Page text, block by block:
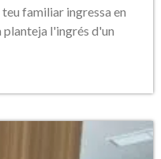
familiar ingressa en
planteja l'ingrés d'un